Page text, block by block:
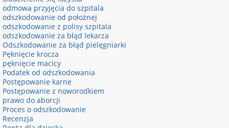
odmowa przyjęcia do szpitala
odszkodowanie od położnej
odszkodowanie z polisy szpitala
odszkodowanie za błąd lekarza
Odszkodowanie za błąd pielęgniarki
Pęknięcie krocza
pęknięcie macicy
Podatek od odszkodowania
Postępowanie karne
Postępowanie z noworodkiem
prawo do aborcji
Proces o odszkodowanie
Recenzja